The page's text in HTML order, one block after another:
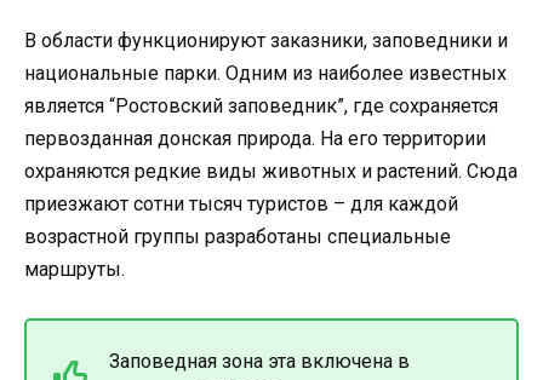
В области функционируют заказники, заповедники и
национальные парки. Одним из наиболее известных
является “Ростовский заповедник”, где сохраняется
первозданная донская природа. На его территории
охраняются редкие виды животных и растений. Сюда
приезжают сотни тысяч туристов – для каждой
возрастной группы разработаны специальные
маршруты.
Заповедная зона эта включена в